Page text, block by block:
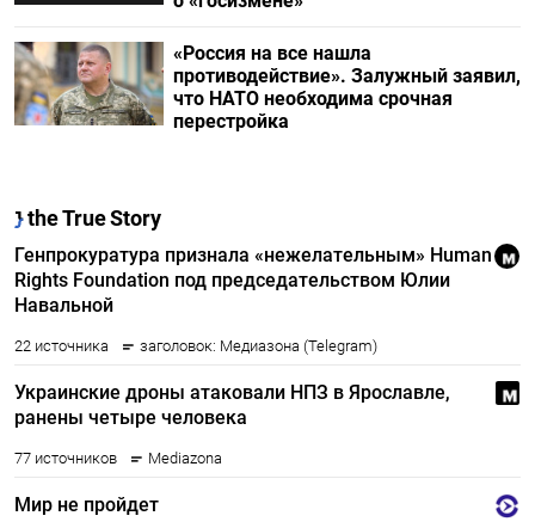
«Россия на все нашла
противодействие». Залужный заявил,
что НАТО необходима срочная
перестройка